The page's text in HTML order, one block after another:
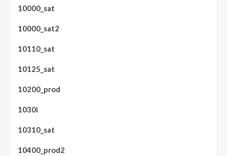
10000_sat
10000_sat2
10110_sat
10125_sat
10200_prod
1030i
10310_sat
10400_prod2